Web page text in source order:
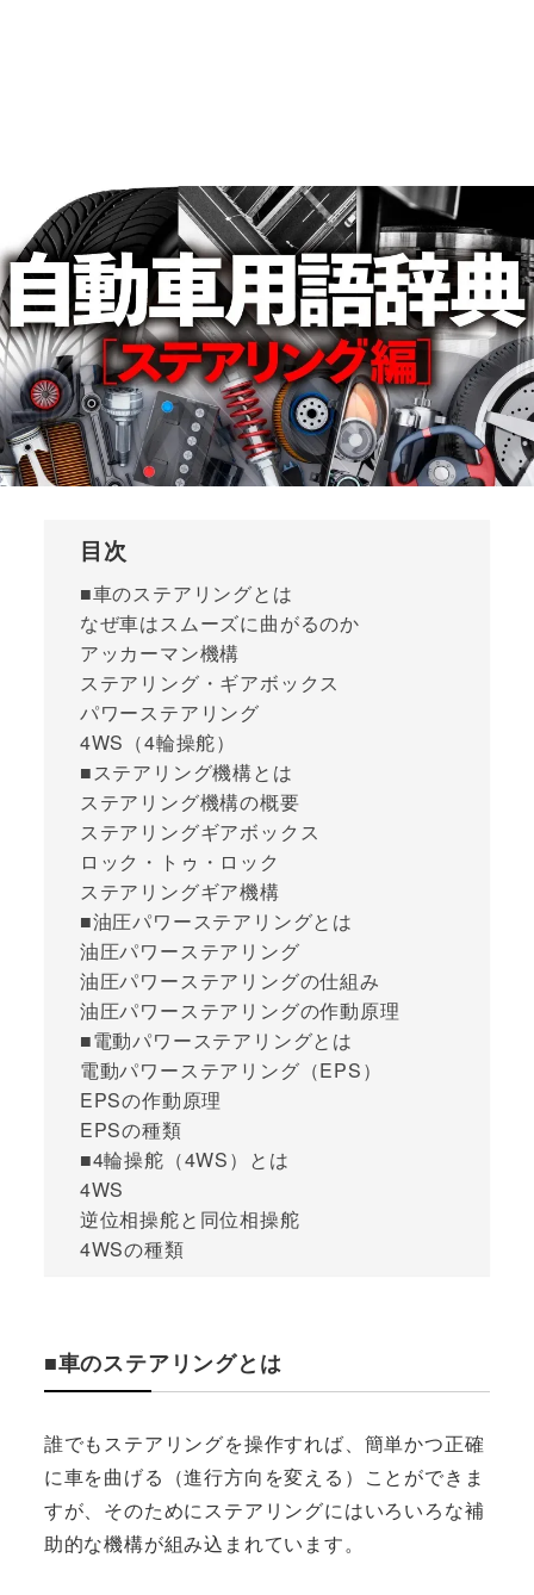
目次
■車のステアリングとは
なぜ車はスムーズに曲がるのか
アッカーマン機構
ステアリング・ギアボックス
パワーステアリング
4WS（4輪操舵）
■ステアリング機構とは
ステアリング機構の概要
ステアリングギアボックス
ロック・トゥ・ロック
ステアリングギア機構
■油圧パワーステアリングとは
油圧パワーステアリング
油圧パワーステアリングの仕組み
油圧パワーステアリングの作動原理
■電動パワーステアリングとは
電動パワーステアリング（EPS）
EPSの作動原理
EPSの種類
■4輪操舵（4WS）とは
4WS
逆位相操舵と同位相操舵
4WSの種類
■車のステアリングとは
誰でもステアリングを操作すれば、簡単かつ正確
に車を曲げる（進行方向を変える）ことができま
すが、そのためにステアリングにはいろいろな補
助的な機構が組み込まれています。